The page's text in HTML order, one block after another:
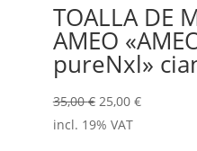
TOALLA DE
AMEO
pureNxl»
35,00€ El
precio
25,00 €El
incl. 19% VAT